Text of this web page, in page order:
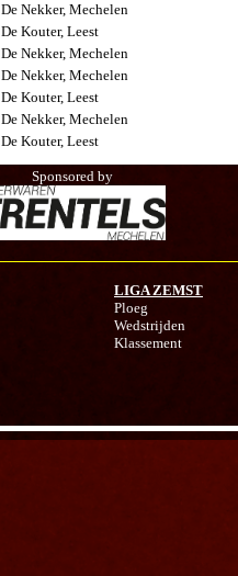
De Nekker, Mechelen
De Kouter, Leest
De Nekker, Mechelen
De Nekker, Mechelen
De Kouter, Leest
De Nekker, Mechelen
De Kouter, Leest
Sponsored by
LIGA ZEMST
Ploeg
Wedstrijden
Klassement